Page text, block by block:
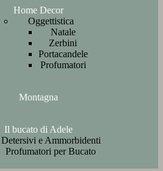
Home Decor
Oggettistica
Natale
Zerbini
Portacandele
Profumatori
Montagna
Il bucato di Adele
Detersivi e Ammorbidenti
Profumatori per Bucato